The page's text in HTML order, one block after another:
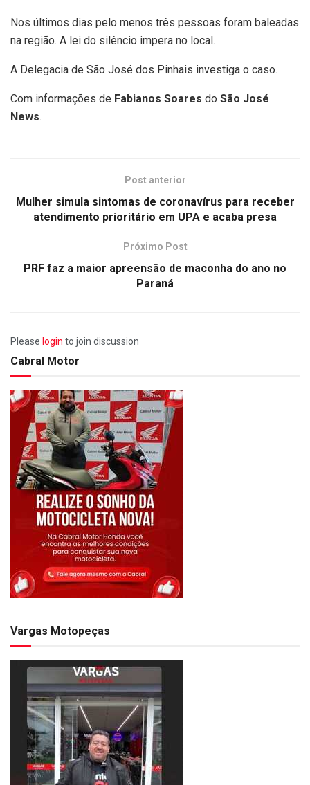
Nos últimos dias pelo menos três pessoas foram baleadas
na região. A lei do silêncio impera no local.
A Delegacia de São José dos Pinhais investiga o caso.
Com informações de Fabianos Soares do São José
News.
Post anterior
Mulher simula sintomas de coronavírus para receber
atendimento prioritário em UPA e acaba presa
Próximo Post
PRF faz a maior apreensão de maconha do ano no
Paraná
Please login to join discussion
Cabral Motor
Vargas Motopeças